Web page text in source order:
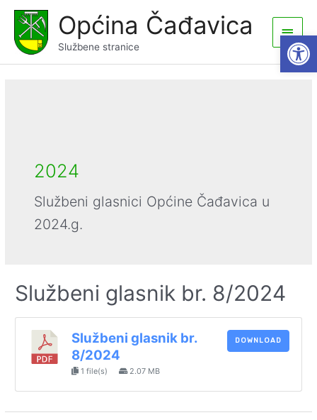
content
Općina Čađavica
Službene stranice
Main
Menu
2024
Službeni glasnici Općine Čađavica u
2024.g.
Službeni glasnik br. 8/2024
Službeni glasnik br.
8/2024
1 file(s) 2.07 MB
DOWNLOAD